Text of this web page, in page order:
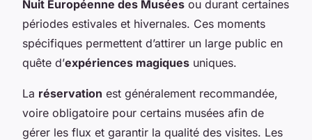
Nuit Européenne des Musées ou durant certaines
périodes estivales et hivernales. Ces moments
spécifiques permettent d’attirer un large public en
quête d’expériences magiques uniques.
La réservation est généralement recommandée,
voire obligatoire pour certains musées afin de
gérer les flux et garantir la qualité des visites. Les